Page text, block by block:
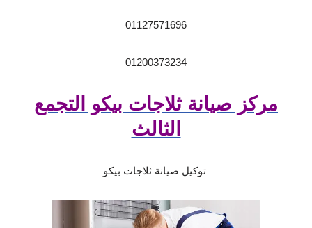
01127571696
01200373234
مركز صيانة ثلاجات بيكو التجمع
الثالث
توكيل صيانة ثلاجات بيكو